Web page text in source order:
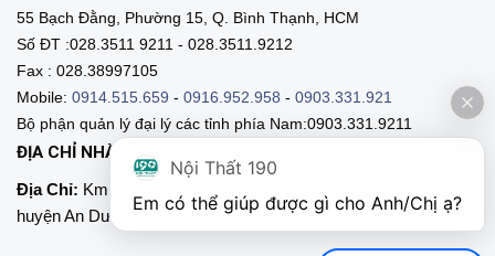
55 Bạch Đằng, Phường 15, Q. Bình Thạnh, HCM
Số ĐT :028.3511 9211 - 028.3511.9212
Fax : 028.38997105
Mobile: 0914.515.659 - 0916.952.958 - 0903.331.921
Bộ phận quản lý đại lý các tỉnh phía Nam:0903.331.9211
ĐỊA CHỈ NHÀ MÁY SẢN XUẤT
Địa Chỉ: Km 89, Quốc lộ 5 , Thôn Mỹ Tranh, xã Nam Sơn,
huyện An Dương, Hải Phòng
Nội Thất 190